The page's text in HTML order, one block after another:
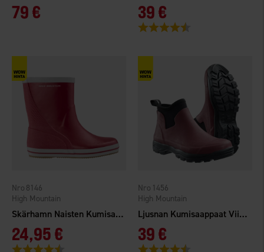
79 € 39 €
Arvio:
Skärhamn Naisten Kumisaappaat Punainen
High Mountain
8146
24,95 €
Arvio:
Ljusnan Kumisaappaat Viininpunainen
High Mountain
1456
39 €
Arvio: